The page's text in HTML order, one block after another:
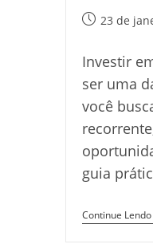
Post23 de
Investir
ser uma
você
guia
Continue Lendo